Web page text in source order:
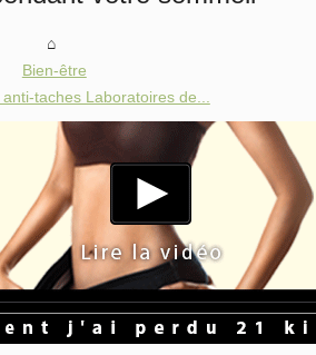
Bien-être
taches Laboratoires de...